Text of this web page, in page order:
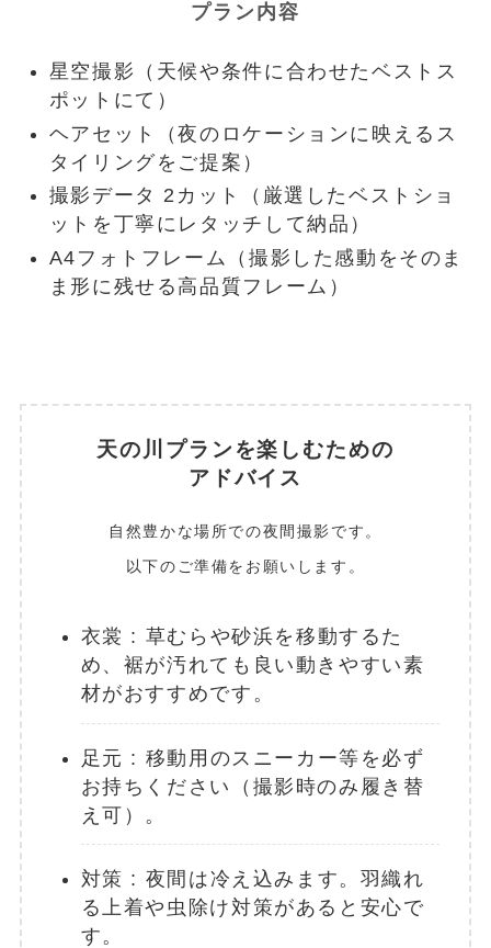
プラン内容
星空撮影（天候や条件に合わせたベストス
ポットにて）
ヘアセット（夜のロケーションに映えるス
タイリングをご提案）
撮影データ 2カット（厳選したベストショ
ットを丁寧にレタッチして納品）
A4フォトフレーム（撮影した感動をそのま
ま形に残せる高品質フレーム）
天の川プランを楽しむための
アドバイス
自然豊かな場所での夜間撮影です。
以下のご準備をお願いします。
衣裳 : 草むらや砂浜を移動するた
め、裾が汚れても良い動きやすい素
材がおすすめです。
足元 : 移動用のスニーカー等を必ず
お持ちください（撮影時のみ履き替
え可）。
対策 : 夜間は冷え込みます。羽織れ
る上着や虫除け対策があると安心で
す。